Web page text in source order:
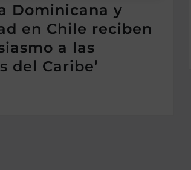
Dominicana y
en Chile reciben
a las
del Caribe’